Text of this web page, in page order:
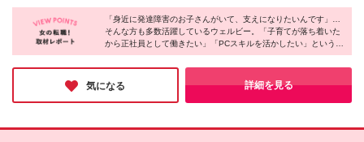
間分/約3万～4万円)を含む。超過分は別途支給します
※能力・経験により決定します 【サービス管理責任
者】 月給30万7千円～41万2千円(一律支給手当含
て決定します ※試用期間3～6ヶ月。その間の給与は
月給25万2千円＋資格手当 ※試用期間中の差額分は初
≪配属エリアはコチラ≫ ■北海道/札幌 ■福島県/郡山 ■
群馬県/高崎 ■埼玉県/さいたま・大宮・川越・西川
口・所沢・航空公園・春日部・草加・新越谷・朝霞台
■千葉県/千葉・西船橋・松戸・浦安 ■東京都/秋葉原・
錦糸町・蒲田・渋谷・荻窪・池袋・北千住・八王子・
三鷹・府中・町田 ■神奈川県/横浜・新横浜・桜木町・
戸塚・上大岡・溝の口・横須賀・藤沢・本厚木・平塚
「身近に発達障害のお子さんがいて、支えになりたいんです」…
そんな方も多数活躍しているウェルビー。「子育てが落ち着いた
から正社員として働きたい」「PCスキルを活かしたい」という理
由で入社した方もいるとのこと。
そんな同社は福利厚生や制度面も常にブラッシュアップし、チャ
ットツールや研修ツール導入なども積極的に行っています。安定
基盤のもと、長く働きたい人にオススメです♪
気になる 詳細を見る